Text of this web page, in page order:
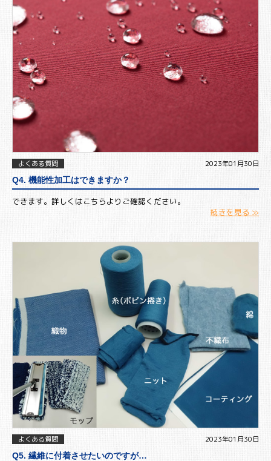
よくある質問
2023年01月30日
Q4. 機能性加工はできますか？
できます。詳しくはこちらよりご確認ください。
続きを見る ≫
よくある質問
2023年01月30日
Q5. 繊維に付着させたいのですが…